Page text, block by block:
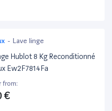
- Lave linge
Hublot 8 Kg Reconditionné
Ew2F7814Fa
from:
€